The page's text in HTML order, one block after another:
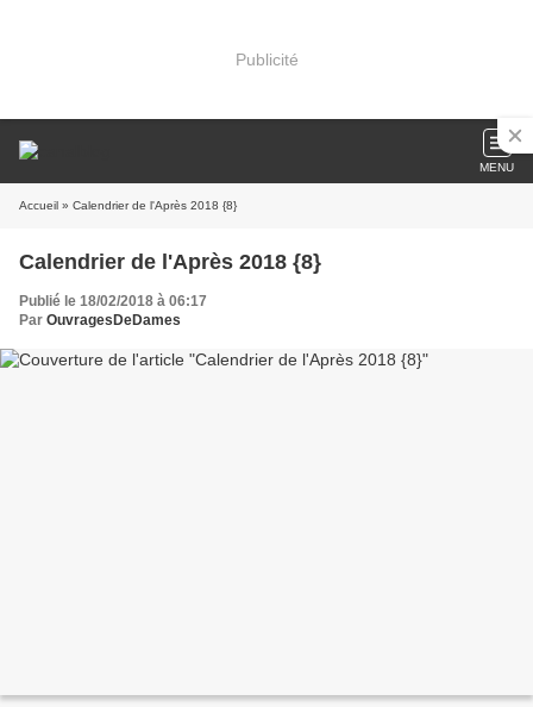
Publicité
MENU
Accueil » Calendrier de l'Après 2018 {8}
Calendrier de l'Après 2018 {8}
Publié le 18/02/2018 à 06:17
Par OuvragesDeDames